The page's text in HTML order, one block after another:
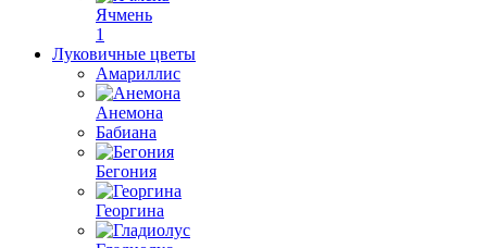
Ячмень
1
Луковичные цветы
Амариллис
Анемона
Бабиана
Бегония
Георгина